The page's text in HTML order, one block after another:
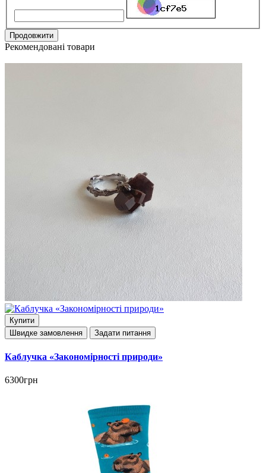
Продовжити
Рекомендовані товари
Купити
Швидке замовлення
Задати питання
Каблучка «Закономірності природи»
6300грн